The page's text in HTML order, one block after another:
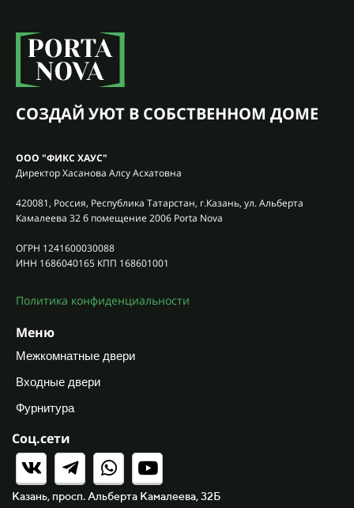
СОЗДАЙ УЮТ В СОБСТВЕННОМ ДОМЕ
ООО "ФИКС ХАУС"
Директор Хасанова Алсу Асхатовна
420081, Россия, Республика Татарстан, г.Казань, ул. Альберта
Камалеева 32 б помещение 2006 Porta Nova
ОГРН 1241600030088
ИНН 1686040165 КПП 168601001
Политика конфиденциальности
Меню
Межкомнатные двери
Входные двери
Фурнитура
Соц.сети
Казань, просп. Альберта Камалеева, 32Б